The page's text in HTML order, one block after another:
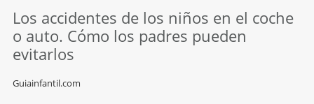
Los accidentes de los niños en el coche
o auto. Cómo los padres pueden
evitarlos
Guiainfantil.com